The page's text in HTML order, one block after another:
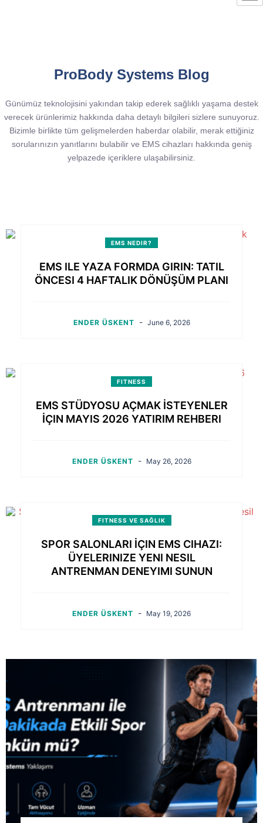
ProBody Systems Blog
Günümüz teknolojisini yakından takip ederek sağlıklı yaşama destek
verecek ürünlerimiz hakkında daha detaylı bilgileri sizlere sunuyoruz.
Bizimle birlikte tüm gelişmelerden haberdar olabilir, merak ettiğiniz
sorularınızın yanıtlarını bulabilir ve EMS cihazları hakkında geniş
yelpazede içeriklere ulaşabilirsiniz.
EMS NEDIR?
EMS ILE YAZA FORMDA GIRIN: TATIL
ÖNCESI 4 HAFTALIK DÖNÜŞÜM PLANI
ENDER ÜSKENT - June 6, 2026
FITNESS
EMS STÜDYOSU AÇMAK İSTEYENLER
İÇIN MAYIS 2026 YATIRIM REHBERI
ENDER ÜSKENT - May 26, 2026
FITNESS VE SAĞLIK
SPOR SALONLARI İÇIN EMS CIHAZI:
ÜYELERINIZE YENI NESIL
ANTRENMAN DENEYIMI SUNUN
ENDER ÜSKENT - May 19, 2026